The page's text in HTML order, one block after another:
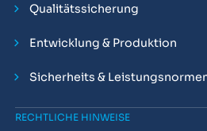
Qualitätssicherung
Entwicklung & Produktion
Sicherheits &
RECHTLICHE HINWEISE